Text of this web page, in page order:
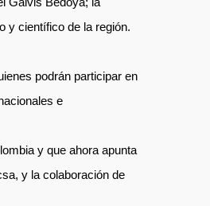
y científico de la región.
podrán participar en
e
y que ahora apunta
y la colaboración de